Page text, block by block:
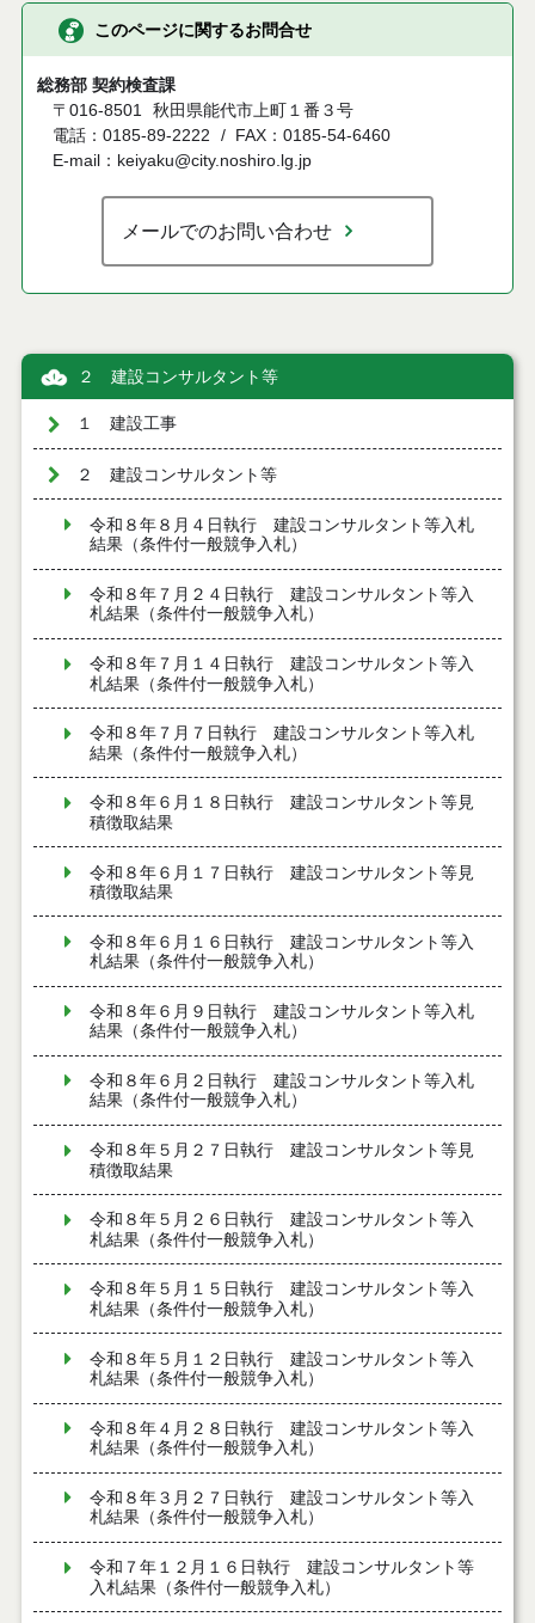
このページに関するお問合せ
総務部 契約検査課
〒016-8501 秋田県能代市上町１番３号
電話：0185-89-2222
FAX：0185-54-6460
E-mail：keiyaku@city.noshiro.lg.jp
メールでのお問い合わせ
２ 建設コンサルタント等
１ 建設工事
２ 建設コンサルタント等
令和８年８月４日執行 建設コンサルタント等入札
結果（条件付一般競争入札）
令和８年７月２４日執行 建設コンサルタント等入
札結果（条件付一般競争入札）
令和８年７月１４日執行 建設コンサルタント等入
札結果（条件付一般競争入札）
令和８年７月７日執行 建設コンサルタント等入札
結果（条件付一般競争入札）
令和８年６月１８日執行 建設コンサルタント等見
積徴取結果
令和８年６月１７日執行 建設コンサルタント等見
積徴取結果
令和８年６月１６日執行 建設コンサルタント等入
札結果（条件付一般競争入札）
令和８年６月９日執行 建設コンサルタント等入札
結果（条件付一般競争入札）
令和８年６月２日執行 建設コンサルタント等入札
結果（条件付一般競争入札）
令和８年５月２７日執行 建設コンサルタント等見
積徴取結果
令和８年５月２６日執行 建設コンサルタント等入
札結果（条件付一般競争入札）
令和８年５月１５日執行 建設コンサルタント等入
札結果（条件付一般競争入札）
令和８年５月１２日執行 建設コンサルタント等入
札結果（条件付一般競争入札）
令和８年４月２８日執行 建設コンサルタント等入
札結果（条件付一般競争入札）
令和８年３月２７日執行 建設コンサルタント等入
札結果（条件付一般競争入札）
令和７年１２月１６日執行 建設コンサルタント等
入札結果（条件付一般競争入札）